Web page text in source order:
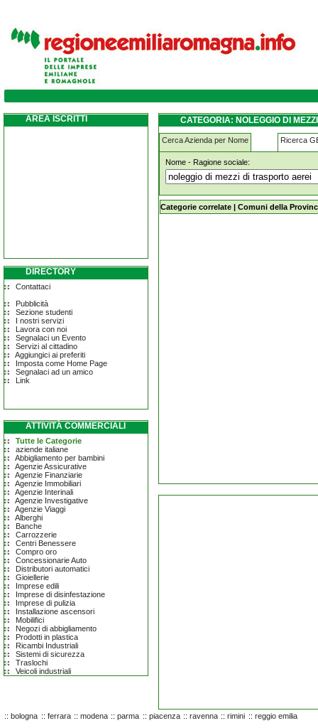
noleggio-di-mezzi-di-trasporto-aerei
AREA ISCRITTI
DIRECTORY
Contattaci
Pubblicità
Sezione studenti
I nostri servizi
Lavora con noi
Segnalaci un Evento
Servizi al cittadino
Aggiungici ai preferiti
Imposta come Home Page
Segnalaci ad un amico
Link
ATTIVITÀ COMMERCIALI
Tutte le Categorie
aziende italiane
Abbigliamento per bambini
Agenzie Assicurative
Agenzie Finanziarie
Agenzie Immobiliari
Agenzie Interinali
Agenzie Investigative
Agenzie Viaggi
Alberghi
Banche
Carrozzerie
Centri Benessere
Compro oro
Concessionarie Auto
Distributori automatici
Gioiellerie
Imprese edili
Imprese di disinfestazione
Imprese di pulizia
Installazione ascensori
Mobilifici
Negozi di abbigliamento
Prodotti in plastica
Ricambi Industriali
Sistemi di sicurezza
Traslochi
Veicoli industriali
CATEGORIA: NOLEGGIO DI
Cerca Azienda per Nome Ricerca
Nome - Ragione sociale:
noleggio-di-mezzi-di-trasporto-
Categorie correlate | Comuni della
:: bologna :: ferrara :: modena :: parma :: piacenza :: ravenna :: rimini :: reggio emilia